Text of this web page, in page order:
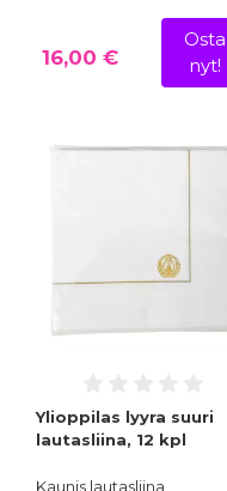
16,00 €
Osta
nyt!
Ylioppilas lyyra suuri
lautasliina, 12 kpl
Kaunis lautasliina